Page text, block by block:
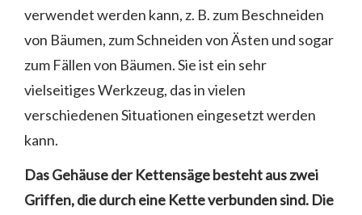
verwendet werden kann, z. B. zum Beschneiden
von Bäumen, zum Schneiden von Ästen und sogar
zum Fällen von Bäumen. Sie ist ein sehr
vielseitiges Werkzeug, das in vielen
verschiedenen Situationen eingesetzt werden
kann.
Das Gehäuse der Kettensäge besteht aus zwei
Griffen, die durch eine Kette verbunden sind. Die